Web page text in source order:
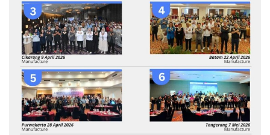
Pekerja Migran Indonesia
Ekonomi
Pendidikan
Informasi Journalism